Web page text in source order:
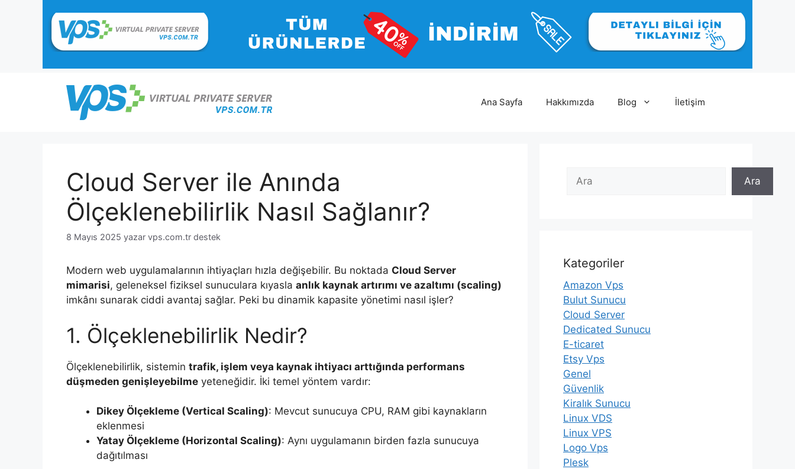
Ana Sayfa Hakkımızda Blog İletişim
Cloud Server ile Anında
Ölçeklenebilirlik Nasıl Sağlanır?
8 Mayıs 2025 yazar vps.com.tr destek
Modern web uygulamalarının ihtiyaçları hızla değişebilir. Bu noktada Cloud Server
mimarisi, geleneksel fiziksel sunuculara kıyasla anlık kaynak artırımı ve azaltımı (scaling)
imkânı sunarak ciddi avantaj sağlar. Peki bu dinamik kapasite yönetimi nasıl işler?
1. Ölçeklenebilirlik Nedir?
Ölçeklenebilirlik, sistemin trafik, işlem veya kaynak ihtiyacı arttığında performans
düşmeden genişleyebilme yeteneğidir. İki temel yöntem vardır:
Dikey Ölçekleme (Vertical Scaling): Mevcut sunucuya CPU, RAM gibi kaynakların
eklenmesi
Yatay Ölçekleme (Horizontal Scaling): Aynı uygulamanın birden fazla sunucuya
dağıtılması
Ara
Kategoriler
Amazon Vps
Bulut Sunucu
Cloud Server
Dedicated Sunucu
E-ticaret
Etsy Vps
Genel
Güvenlik
Kiralık Sunucu
Linux VDS
Linux VPS
Logo Vps
Plesk